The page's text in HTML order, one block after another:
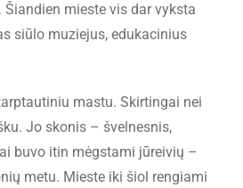
mieste vis dar vyksta
siūlo muziejus, edukacinius
mastu. Skirtingai nei
Jo skonis – švelnesnis,
buvo itin mėgstami jūreivių –
metu. Mieste iki šiol rengiami